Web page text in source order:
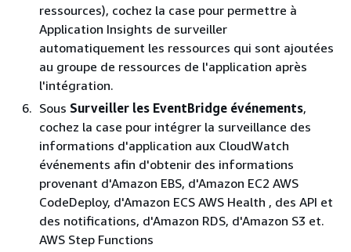
ressources), cochez la case pour permettre à
Application Insights de surveiller
automatiquement les ressources qui sont ajoutées
au groupe de ressources de l'application après
l'intégration.
Sous Surveiller les EventBridge événements,
cochez la case pour intégrer la surveillance des
informations d'application aux CloudWatch
événements afin d'obtenir des informations
provenant d'Amazon EBS, d'Amazon EC2 AWS
CodeDeploy, d'Amazon ECS AWS Health , des API et
des notifications, d'Amazon RDS, d'Amazon S3 et.
AWS Step Functions